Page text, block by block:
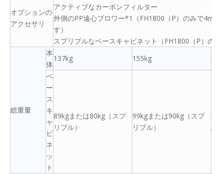
オプションの
アクセサリ
アクティブなカーボンフィルター
外側のPP遠心ブロワー*1（FH1800（P）のみで4m
す）
スプリブルなベースキャビネット（FH1800（P）の
総重量
本
体
137kg 155kg
ベ
ー
ス
キ
ャ
ビ
ネ
ッ
ト
89kgまたは80kg（スプ
リブル）
99kgまたは90kg（スプ
リブル）
ル